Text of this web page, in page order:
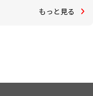
もっと見る